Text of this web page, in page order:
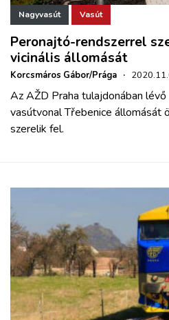
Nagyvasút Vasút
Peronajtó-rendszerrel
vicinális állomását
Korcsmáros Gábor/Prága ·
Az AŽD Praha tulajdonában
vasútvonal Třebenice állomását
szerelik fel.